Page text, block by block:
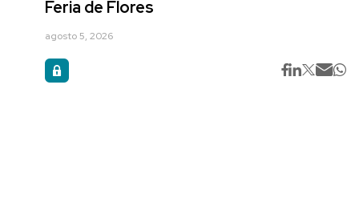
Feria de Flores
agosto 5, 2026